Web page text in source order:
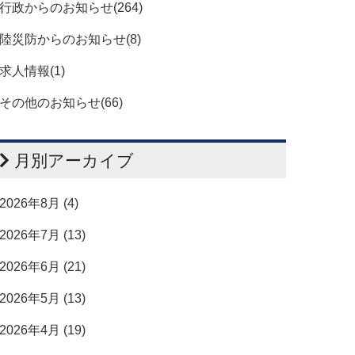
行政からのお知らせ(264)
陸災防からのお知らせ(8)
求人情報(1)
その他のお知らせ(66)
月別アーカイブ
2026年8月 (4)
2026年7月 (13)
2026年6月 (21)
2026年5月 (13)
2026年4月 (19)